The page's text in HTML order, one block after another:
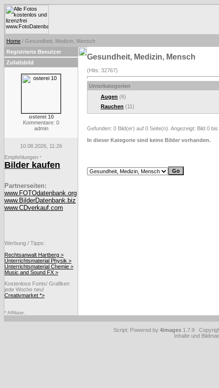
Home / Gesundheit, Medizin, Mensch
Registrierte Benutzer
Zufallsbild
osterei 10
Kommentare: 0
admin
10.08.2026, 11:26
Empfehlungen *
Bilder kaufen
Partnerseiten:
www.FOTOdatenbank.org
www.BilderDatenbank.biz
www.CDverkauf.com
Werbung / Tipps:
Rechtsanwalt Hartberg >
Unterrichtsmaterial Physik >
Unterrichtsmaterial Chemie >
Music and Sound FX >
Kostenlose Fonts/ Grafiken
jede Woche neu!
Creativmarket *>
* Affiliate.
Gesundheit, Medizin, Mensch
(Hits: 32767)
Unterkategorien
Augen (6)
Rauchen (11)
Gefunden: 0 Bild(er) auf 0 Seite(n). Angezeigt: Bild 0 bis
In dieser Kategorie sind keine Bilder vorhanden.
Script: Powered by 4images 1.7.9
Inhalte und